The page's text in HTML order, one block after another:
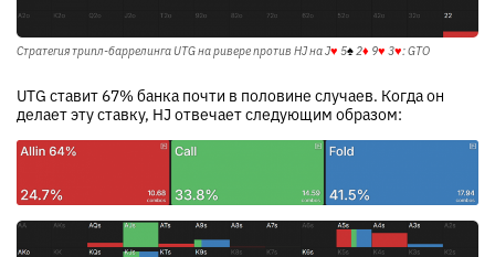
Стратегия трипл-баррелинга UTG на ривере против HJ наJ♥ 5♠2♦ 9♥ 3♥: GTO
UTG ставит 67% банка почти в половине случаев. Когда он
делает эту ставку, HJ отвечает следующим образом: